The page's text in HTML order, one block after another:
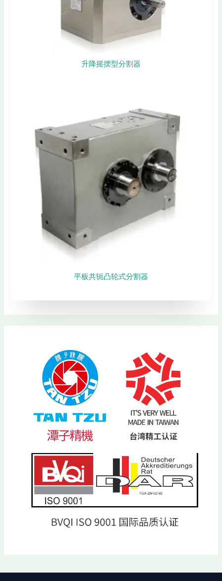
升降摇摆型分割器
平板共轭凸轮式分割器